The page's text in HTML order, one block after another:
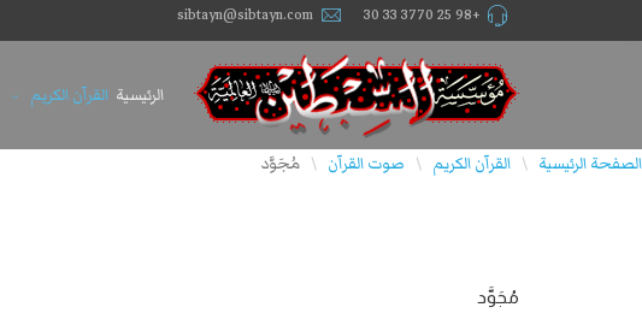
+98 25 3770 33 30
sibtayn@sibtayn.com
الرئيسية القرآن الكريم
الصفحة الرئيسية \ القرآن الكريم \ صوت القرآن \ مُجَوَّد
مُجَوَّد